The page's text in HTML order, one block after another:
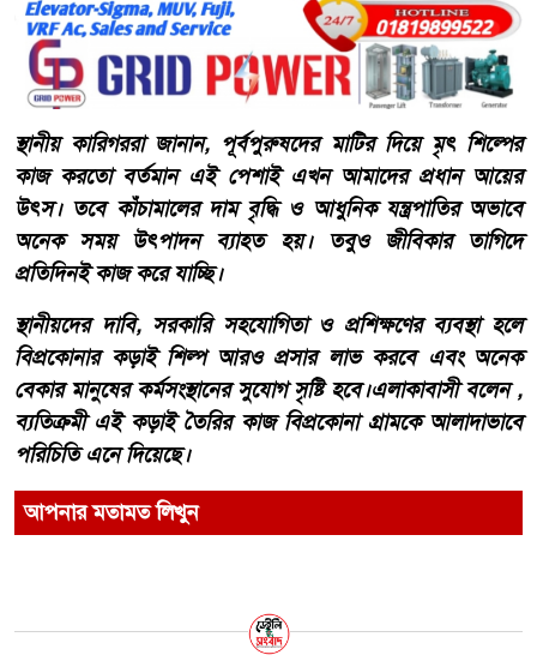
স্থানীয় কারিগররা জানান, পূর্বপুরুষদের মাটির দিয়ে মৃৎ শিল্পের
কাজ করতো বর্তমান এই পেশাই এখন আমাদের প্রধান আয়ের
উৎস। তবে কাঁচামালের দাম বৃদ্ধি ও আধুনিক যন্ত্রপাতির অভাবে
অনেক সময় উৎপাদন ব্যাহত হয়। তবুও জীবিকার তাগিদে
প্রতিদিনই কাজ করে যাচ্ছি।
স্থানীয়দের দাবি, সরকারি সহযোগিতা ও প্রশিক্ষণের ব্যবস্থা হলে
বিপ্রকোনার কড়াই শিল্প আরও প্রসার লাভ করবে এবং অনেক
বেকার মানুষের কর্মসংস্থানের সুযোগ সৃষ্টি হবে।এলাকাবাসী বলেন ,
ব্যতিক্রমী এই কড়াই তৈরির কাজ বিপ্রকোনা গ্রামকে আলাদাভাবে
পরিচিতি এনে দিয়েছে।
আপনার মতামত লিখুন